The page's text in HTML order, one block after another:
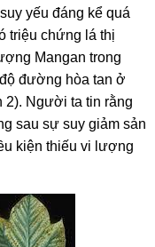
yếu đáng kể quá
triệu chứng lá thị
Mangan trong
đường hòa tan ở
2). Người ta tin rằng
sau sự suy giảm sản
kiện thiếu vi lượng